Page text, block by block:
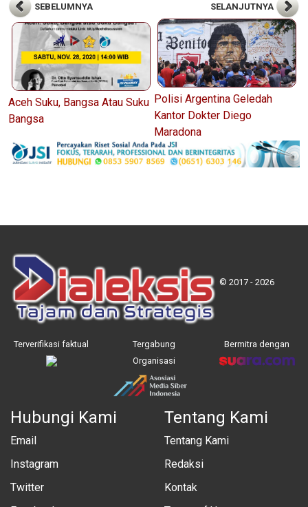
SEBELUMNYA
Aceh Suku, Bangsa Atau Suku
Bangsa
SELANJUTNYA
Polisi Argentina Geledah
Kantor Dokter Diego
Maradona
© 2017 - 2026
Terverifikasi faktual
Tergabung
Organisasi
Bermitra dengan
Hubungi Kami
Email
Instagram
Twitter
Tentang Kami
Tentang Kami
Redaksi
Kontak